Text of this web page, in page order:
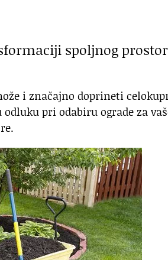
spoljnog
i značajno doprineti
pri odabiru ograde za